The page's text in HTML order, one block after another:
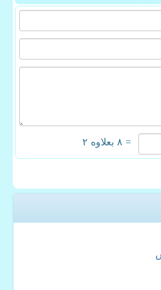
= ۸ بعلاوه ۲